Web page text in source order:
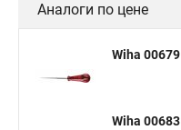
Аналоги по цене
Wiha 00679
Wiha 00683